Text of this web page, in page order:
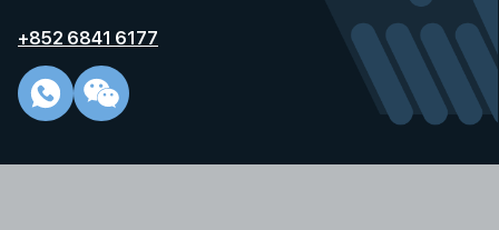
e
+852 6841 6177